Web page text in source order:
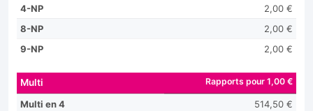
4-NP
2,00 €
8-NP
2,00 €
9-NP
2,00 €
Multi Rapports pour 1,00 €
Multi en 4
514,50 €